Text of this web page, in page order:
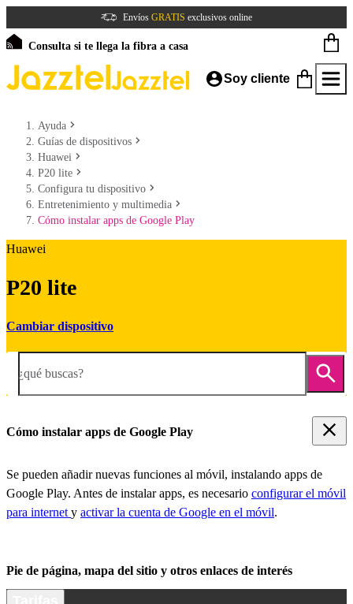
Envíos GRATIS exclusivos online
Consulta si te llega la fibra a casa
Soy cliente
Ayuda
Guías de dispositivos
Huawei
P20 lite
Configura tu dispositivo
Entretenimiento y multimedia
Cómo instalar apps de Google Play
Huawei
P20 lite
Cambiar dispositivo
¿qué buscas?
Cómo instalar apps de Google Play
Se pueden añadir nuevas funciones al móvil, instalando apps de
Google Play. Antes de instalar apps, es necesario configurar el móvil
para internet y activar la cuenta de Google en el móvil.
Pie de página, mapa del sitio y otros enlaces de interés